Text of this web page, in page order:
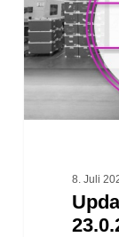
8. Juli